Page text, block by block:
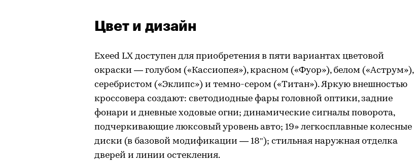
Цвет и дизайн
Exeed LX доступен для приобретения в пяти вариантах цветовой
окраски — голубом («Кассиопея»), красном («Фуор»), белом («Аструм»),
серебристом («Эклипс») и темно-сером («Титан»). Яркую внешностью
кроссовера создают: светодиодные фары головной оптики, задние
фонари и дневные ходовые огни; динамические сигналы поворота,
подчеркивающие люксовый уровень авто; 19» легкосплавные колесные
диски (в базовой модификации — 18"); стильная наружная отделка
дверей и линии остекления.